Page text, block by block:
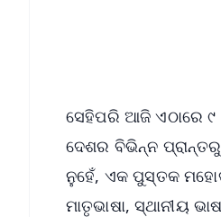
ସେହିପରି ଆଜି ଏଠାରେ
ଦେଶର ବିଭିନ୍ନ
ନୁହେଁ, ଏକ ପୁସ୍ତକ
ମାତୃଭାଷା, ସ୍ଥାନୀୟ